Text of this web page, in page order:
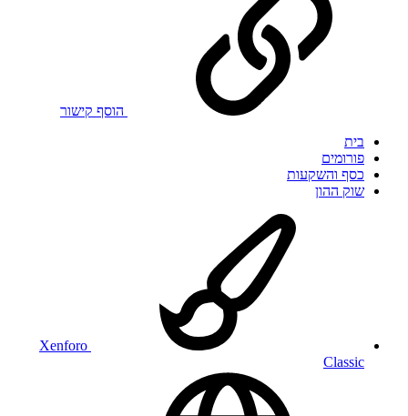
הוסף קישור
בית
פורומים
כסף והשקעות
שוק ההון
Xenforo
Classic